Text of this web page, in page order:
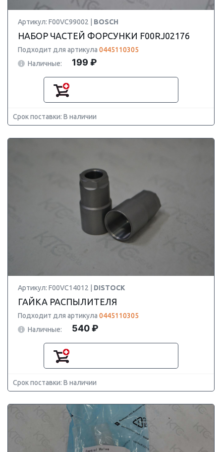
Артикул: F00VC99002 | BOSCH
НАБОР ЧАСТЕЙ ФОРСУНКИ F00RJ02176
Подходит для артикула 0445110305
Наличные:
199 ₽
Срок поставки: В наличии
Артикул: F00VC14012 | DISTOCK
ГАЙКА РАСПЫЛИТЕЛЯ
Подходит для артикула 0445110305
Наличные:
540 ₽
Срок поставки: В наличии